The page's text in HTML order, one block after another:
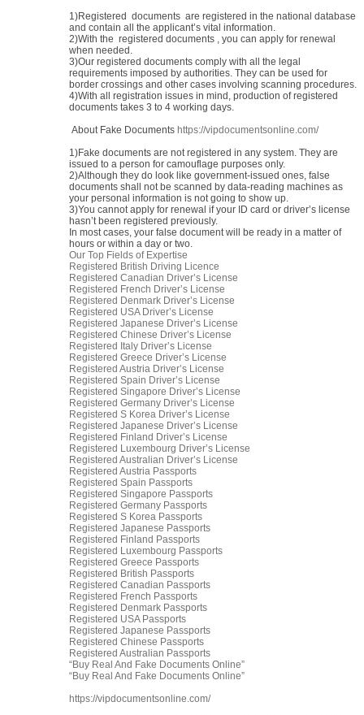
1)Registered documents are registered in the national database
and contain all the applicant’s vital information.
2)With the registered documents , you can apply for renewal
when needed.
3)Our registered documents comply with all the legal
requirements imposed by authorities. They can be used for
border crossings and other cases involving scanning procedures.
4)With all registration issues in mind, production of registered
documents takes 3 to 4 working days.
About Fake Documents https://vipdocumentsonline.com/
1)Fake documents are not registered in any system. They are
issued to a person for camouflage purposes only.
2)Although they do look like government-issued ones, false
documents shall not be scanned by data-reading machines as
your personal information is not going to show up.
3)You cannot apply for renewal if your ID card or driver’s license
hasn’t been registered previously.
In most cases, your false document will be ready in a matter of
hours or within a day or two.
Our Top Fields of Expertise
Registered British Driving Licence
Registered Canadian Driver’s License
Registered French Driver’s License
Registered Denmark Driver’s License
Registered USA Driver’s License
Registered Japanese Driver’s License
Registered Chinese Driver’s License
Registered Italy Driver’s License
Registered Greece Driver’s License
Registered Austria Driver’s License
Registered Spain Driver’s License
Registered Singapore Driver’s License
Registered Germany Driver’s License
Registered S Korea Driver’s License
Registered Japanese Driver’s License
Registered Finland Driver’s License
Registered Luxembourg Driver’s License
Registered Australian Driver’s License
Registered Austria Passports
Registered Spain Passports
Registered Singapore Passports
Registered Germany Passports
Registered S Korea Passports
Registered Japanese Passports
Registered Finland Passports
Registered Luxembourg Passports
Registered Greece Passports
Registered British Passports
Registered Canadian Passports
Registered French Passports
Registered Denmark Passports
Registered USA Passports
Registered Japanese Passports
Registered Chinese Passports
Registered Australian Passports
“Buy Real And Fake Documents Online”
“Buy Real And Fake Documents Online”
https://vipdocumentsonline.com/